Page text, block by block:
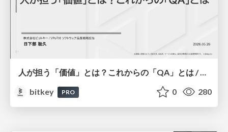
人が担う「価値」とは？これからの「QA」とは / Human Value and the Future of Quality Assurance
bitkey
PRO 0 280